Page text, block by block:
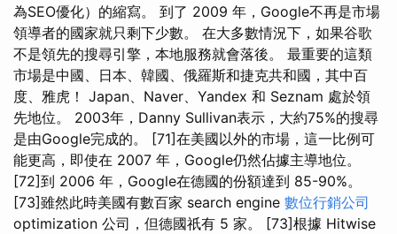
為SEO優化）的縮寫。 到了 2009 年，Google不再是市場
領導者的國家就只剩下少數。 在大多數情況下，如果谷歌
不是領先的搜尋引擎，本地服務就會落後。 最重要的這類
市場是中國、日本、韓國、俄羅斯和捷克共和國，其中百
度、雅虎！ Japan、Naver、Yandex 和 Seznam 處於領
先地位。 2003年，Danny Sullivan表示，大約75%的搜尋
是由Google完成的。 [71]在美國以外的市場，這一比例可
能更高，即使在 2007 年，Google仍然佔據主導地位。
[72]到 2006 年，Google在德國的份額達到 85-90%。
[73]雖然此時美國有數百家 search engine 數位行銷公司
optimization 公司，但德國祇有 5 家。 [73]根據 Hitwise